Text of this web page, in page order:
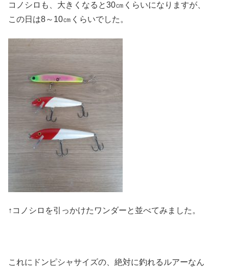
コノシロも、大きくなると30㎝くらいになりますが、
この日は8～10㎝くらいでした。
↑コノシロを引っかけたワンダーと並べてみました。
これにドンピシャサイズの、絶対に釣れるルアーなん